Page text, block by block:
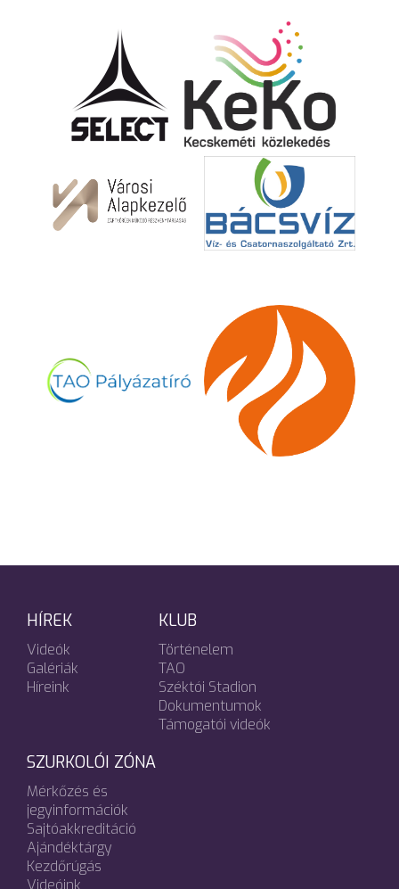
HÍREK
Videók
Galériák
Híreink
KLUB
Történelem
TAO
Széktói Stadion
Dokumentumok
Támogatói videók
SZURKOLÓI ZÓNA
Mérkőzés és
jegyinformációk
Sajtóakkreditáció
Ajándéktárgy
Kezdőrúgás
Videóink